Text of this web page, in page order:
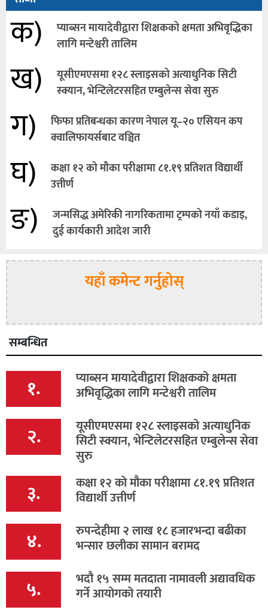
क)
प्याब्सन मायादेवीद्वारा शिक्षकको क्षमता अभिवृद्धिका
लागि मन्टेश्वरी तालिम
ख)
यूसीएमएसमा १२८ स्लाइसको अत्याधुनिक सिटी
स्क्यान, भेन्टिलेटरसहित एम्बुलेन्स सेवा सुरु
ग)
फिफा प्रतिबन्धका कारण नेपाल यू–२० एसियन कप
क्वालिफायर्सबाट वञ्चित
घ)
कक्षा १२ को मौका परीक्षामा ८१.१९ प्रतिशत विद्यार्थी
उत्तीर्ण
ङ)
जन्मसिद्ध अमेरिकी नागरिकतामा ट्रम्पको नयाँ कडाइ,
दुई कार्यकारी आदेश जारी
यहाँ कमेन्ट गर्नुहोस्
सम्बन्धित
१. प्याब्सन मायादेवीद्वारा शिक्षकको क्षमता
अभिवृद्धिका लागि मन्टेश्वरी तालिम
२. यूसीएमएसमा १२८ स्लाइसको अत्याधुनिक
सिटी स्क्यान, भेन्टिलेटरसहित एम्बुलेन्स सेवा
सुरु
३. कक्षा १२ को मौका परीक्षामा ८१.१९ प्रतिशत
विद्यार्थी उत्तीर्ण
४. रुपन्देहीमा २ लाख १८ हजारभन्दा बढीका
भन्सार छलीका सामान बरामद
५. भदौ १५ सम्म मतदाता नामावली अद्यावधिक
गर्ने आयोगको तयारी